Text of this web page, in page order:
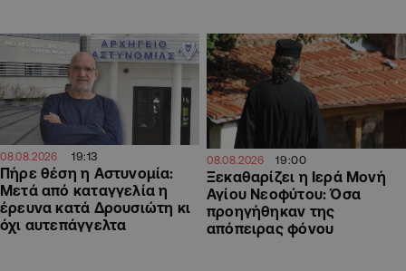
08.08.2026 19:13
Πήρε θέση η Αστυνομία:
Μετά από καταγγελία η
έρευνα κατά Δρουσιώτη κι
όχι αυτεπάγγελτα
08.08.2026 19:00
Ξεκαθαρίζει η Ιερά Μονή
Αγίου Νεοφύτου: Όσα
προηγήθηκαν της
απόπειρας φόνου